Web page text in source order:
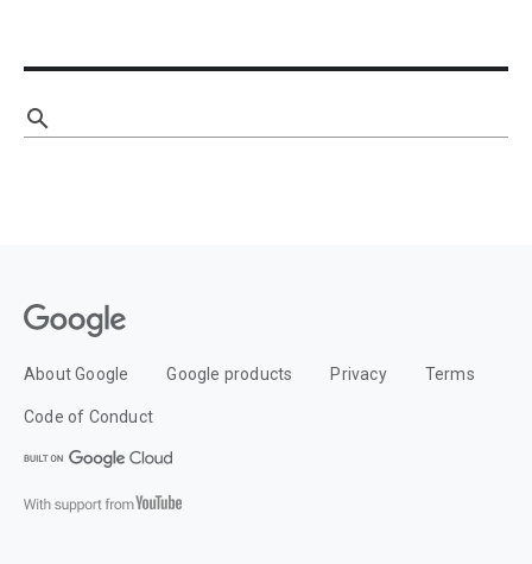
search
About Google Google products Privacy Terms
Code of Conduct